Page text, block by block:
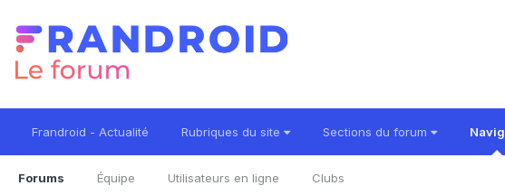
Frandroid - Actualité Rubriques du site Sections du forum
Forums Équipe Utilisateurs en ligne Clubs